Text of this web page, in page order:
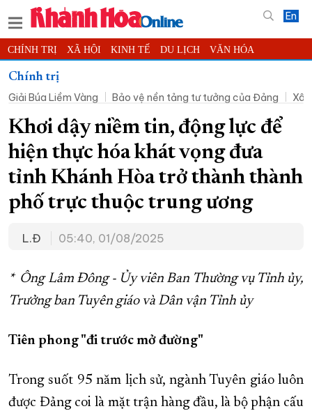
En
CHÍNH TRỊ XÃ HỘI KINH TẾ DU LỊCH VĂN HÓA
THỂ THAO
KHOA HỌC - CÔNG NGHỆ PHÁP LUẬT BẠN ĐỌC PHÓNG SỰ
THẾ GIỚI MULTIMEDIA VIDEO ĐỌC BÁO ONLINE
PODCAST THÔNG TIN - QUẢNG CÁO
QUY HOẠCH TỈNH KHÁNH HÒA
TRƯỜNG SA BIỂN ĐẢO QUÊ HƯƠNG
CHUNG TAY CẢI CÁCH HÀNH CHÍNH
XÂY DỰNG NÔNG THÔN MỚI LỊCH CẮT ĐIỆN
KỶ NIỆM 370 NĂM XÂY DỰNG VÀ PHÁT TRIỂN TỈNH KHÁNH HÒA
KHOẢNH KHẮC ĐẸP XỨ TRẦM
XÂY DỰNG KHÁNH HÒA TRỞ THÀNH THÀNH PHỐ TRỰC THUỘC
Chính trị
Giải Búa Liềm Vàng
Bảo vệ nền tảng tư tưởng của Đảng
Khơi dậy niềm tin, động lực để
hiện thực hóa khát vọng đưa
tỉnh Khánh Hòa trở thành thành
phố trực thuộc trung ương
L.Đ 05:40, 01/08/2025
* Ông Lâm Đông - Ủy viên Ban Thường vụ Tỉnh ủy,
Trưởng ban Tuyên giáo và Dân vận Tỉnh ủy
Tiên phong "đi trước mở đường"
Trong suốt 95 năm lịch sử, ngành Tuyên giáo luôn
được Đảng coi là mặt trận hàng đầu, là bộ phận cấu